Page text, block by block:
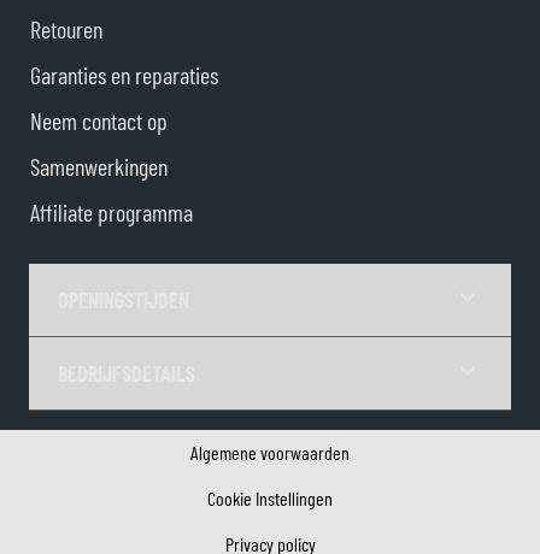
Retouren
Garanties en reparaties
Neem contact op
Samenwerkingen
Affiliate programma
Algemene voorwaarden
Cookie Instellingen
Privacy policy